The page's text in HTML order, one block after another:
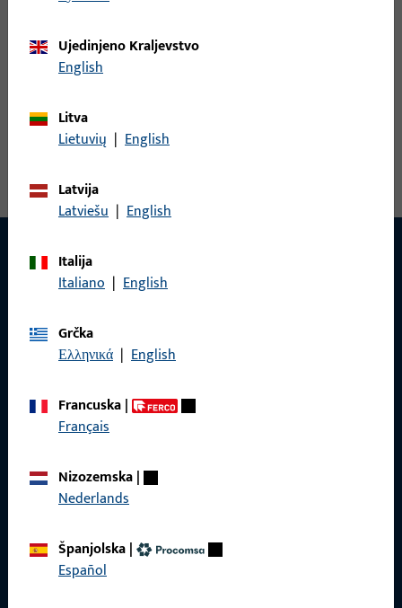
Pogledaj sve varijante
KONTAKT
Rado ćemo vam pomoći!
Tu smo za vas – brzo, kompetentno i pouzdano.
Ujedinjeno Kraljevstvo
English
Litva
Lietuvių | English
Latvija
Latviešu | English
Italija
Italiano | English
Grčka
Ελληνικά | English
Francuska|
Français
Nizozemska|
Nederlands
Španjolska|
Español